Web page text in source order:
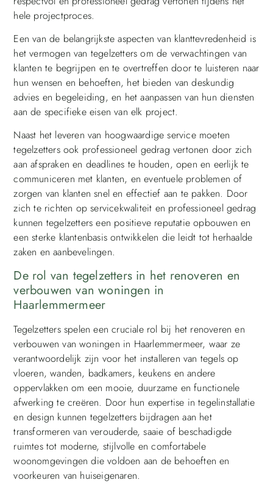
hele projectproces.
Een van de belangrijkste aspecten van klanttevredenheid is
het vermogen van tegelzetters om de verwachtingen van
klanten te begrijpen en te overtreffen door te luisteren naar
hun wensen en behoeften, het bieden van deskundig
advies en begeleiding, en het aanpassen van hun diensten
aan de specifieke eisen van elk project.
Naast het leveren van hoogwaardige service moeten
tegelzetters ook professioneel gedrag vertonen door zich
aan afspraken en deadlines te houden, open en eerlijk te
communiceren met klanten, en eventuele problemen of
zorgen van klanten snel en effectief aan te pakken. Door
zich te richten op servicekwaliteit en professioneel gedrag
kunnen tegelzetters een positieve reputatie opbouwen en
een sterke klantenbasis ontwikkelen die leidt tot herhaalde
zaken en aanbevelingen.
De rol van tegelzetters in het renoveren en
verbouwen van woningen in
Haarlemmermeer
Tegelzetters spelen een cruciale rol bij het renoveren en
verbouwen van woningen in Haarlemmermeer, waar ze
verantwoordelijk zijn voor het installeren van tegels op
vloeren, wanden, badkamers, keukens en andere
oppervlakken om een mooie, duurzame en functionele
afwerking te creëren. Door hun expertise in tegelinstallatie
en design kunnen tegelzetters bijdragen aan het
transformeren van verouderde, saaie of beschadigde
ruimtes tot moderne, stijlvolle en comfortabele
woonomgevingen die voldoen aan de behoeften en
voorkeuren van huiseigenaren.